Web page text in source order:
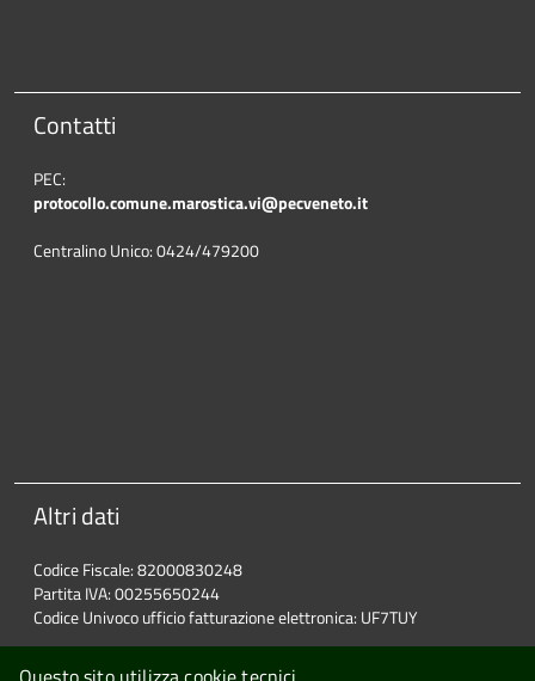
Contatti
PEC:
protocollo.comune.marostica.vi@pecveneto.it
Centralino Unico: 0424/479200
Altri dati
Codice Fiscale: 82000830248
Partita IVA: 00255650244
Codice Univoco ufficio fatturazione elettronica: UF7TUY